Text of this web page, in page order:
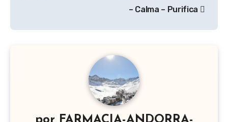
– Calma – Purifica